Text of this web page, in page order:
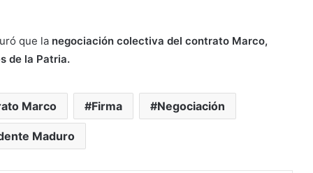
que la negociación colectiva del contrato Marco,
de la Patria.
Marco Firma Negociación
Maduro